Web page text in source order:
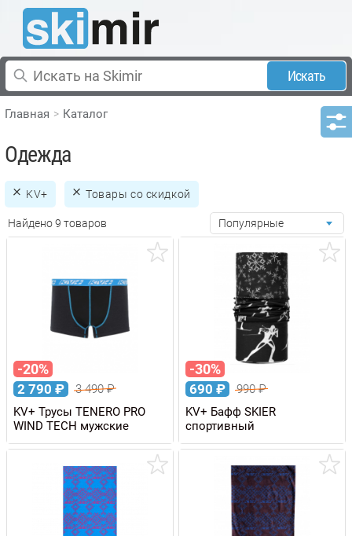
Искать
Главная Каталог
Одежда
KV+ Товары со скидкой
Найдено 9 товаров Популярные
-20%
2 790 ₽ 3 490₽
KV+ Трусы TENERO PRO
WIND TECH мужские
-30%
690 ₽ 990₽
KV+ Бафф SKIER
спортивный